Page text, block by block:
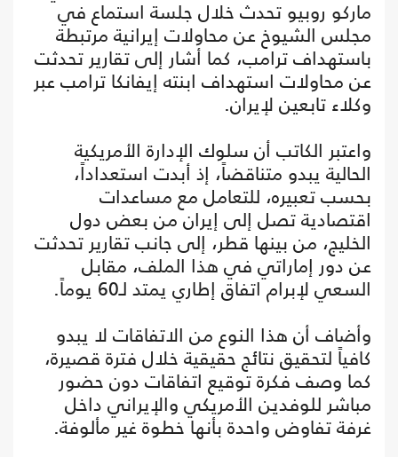
ماركو روبيو تحدث خلال جلسة استماع في
مجلس الشيوخ عن محاولات إيرانية مرتبطة
باستهداف ترامب، كما أشار إلى تقارير تحدثت
عن محاولات استهداف ابنته إيفانكا ترامب عبر
وكلاء تابعين لإيران.
واعتبر الكاتب أن سلوك الإدارة الأمريكية
الحالية يبدو متناقضاً، إذ أبدت استعداداً،
بحسب تعبيره، للتعامل مع مساعدات
اقتصادية تصل إلى إيران من بعض دول
الخليج، من بينها قطر، إلى جانب تقارير تحدثت
عن دور إماراتي في هذا الملف، مقابل
السعي لإبرام اتفاق إطاري يمتد لـ60 يوماً.
وأضاف أن هذا النوع من الاتفاقات لا يبدو
كافياً لتحقيق نتائج حقيقية خلال فترة قصيرة،
كما وصف فكرة توقيع اتفاقات دون حضور
مباشر للوفدين الأمريكي والإيراني داخل
غرفة تفاوض واحدة بأنها خطوة غير مألوفة.